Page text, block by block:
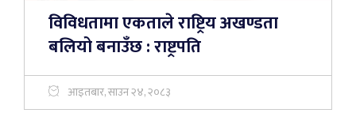
विविधतामा एकताले राष्ट्रिय अखण्डता
बलियो बनाउँछ : राष्ट्रपति
आइतबार, साउन २४, २०८३